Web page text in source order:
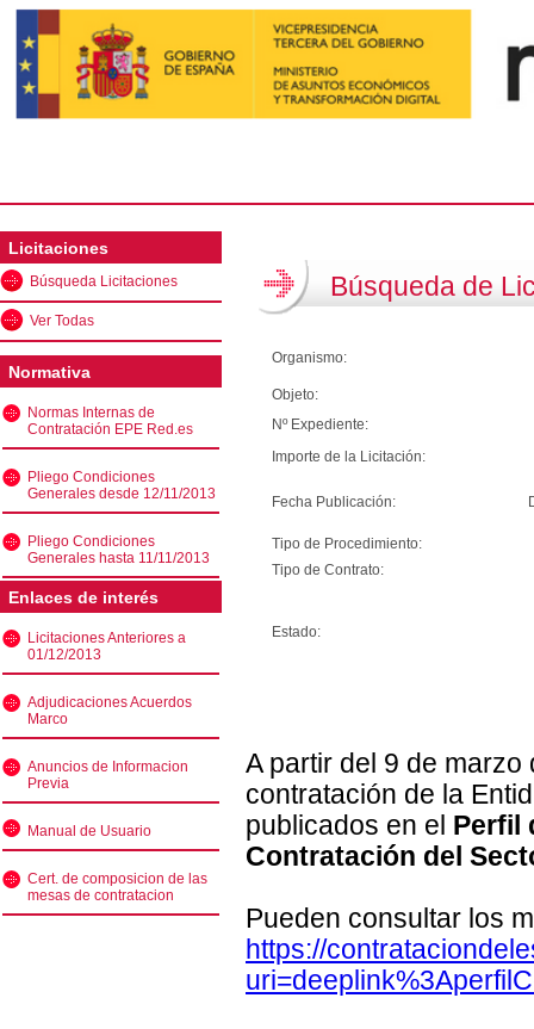
Licitaciones
Búsqueda Licitaciones
Ver Todas
Normativa
Normas Internas de
Contratación EPE Red.es
Pliego Condiciones
Generales desde 12/11/2013
Pliego Condiciones
Generales hasta 11/11/2013
Enlaces de interés
Licitaciones Anteriores a
01/12/2013
Adjudicaciones Acuerdos
Marco
Anuncios de Informacion
Previa
Manual de Usuario
Cert. de composicion de las
mesas de contratacion
Búsqueda de
Organismo:
Objeto:
Nº Expediente:
Importe de la Licitación:
Fecha Publicación:
Tipo de Procedimiento:
Tipo de Contrato:
Estado:
A partir del 9 de
contratación de la
publicados en el Perfil
Contratación del
Pueden consultar los
https://